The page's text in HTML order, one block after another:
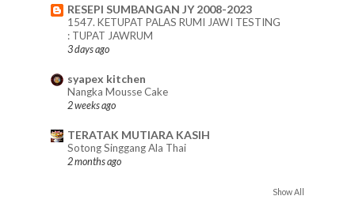
RESEPI SUMBANGAN JY 2008-2023
1547. KETUPAT PALAS RUMI JAWI TESTING
: TUPAT JAWRUM
3 days ago
syapex kitchen
Nangka Mousse Cake
2 weeks ago
TERATAK MUTIARA KASIH
Sotong Singgang Ala Thai
2 months ago
Show All